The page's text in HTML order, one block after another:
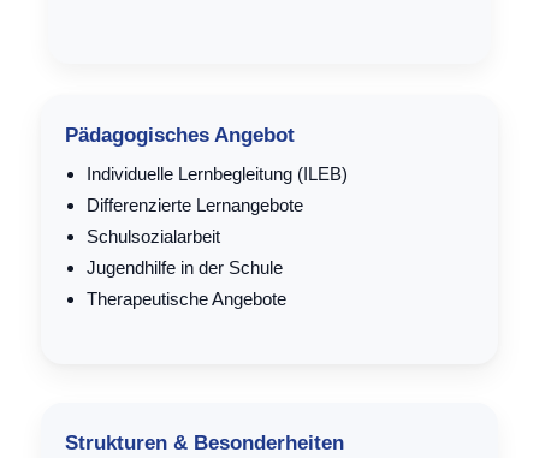
Pädagogisches Angebot
Indi­vi­du­el­le Lern­be­glei­tung (ILEB)
Dif­fe­ren­zier­te Lern­an­ge­bo­te
Schul­so­zi­al­ar­beit
Jugend­hil­fe in der Schule
The­ra­peu­ti­sche Angebote
Strukturen & Besonderheiten